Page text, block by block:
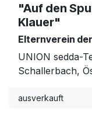
"Auf den
Klauer"
Elternverein
UNION sedda-
Schallerbach,
ausverkauft